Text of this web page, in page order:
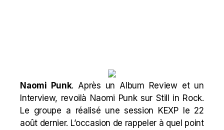
Naomi Punk. Après un Album Reviewet un
Interview, revoilà Naomi Punk sur Still in Rock.
Le groupe a réalisé une session KEXP le 22
août dernier. L’occasion de rappeler à quel point